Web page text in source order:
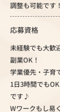
調整も可能です！
応募資格
未経験でも大歓
副業OK！
学業優先・子育
1日3時間でも
です♪
Wワークもし易